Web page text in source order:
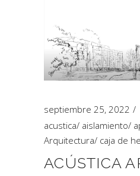
septiembre 25, 2022
acustica/ aislamiento/
Arquitectura/ caja de
ACÚSTICA